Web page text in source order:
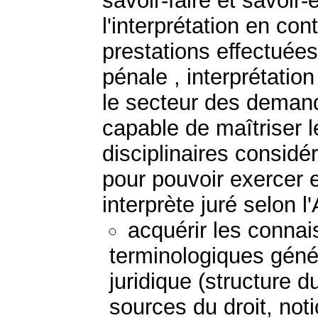
l'interprétation en
prestations
pénale ,
le secteur des
capable de maîtriser
disciplinaires
pour pouvoir exercer
interprète juré selon
acquérir les
terminologiques
juridique (structure
sources du droit,